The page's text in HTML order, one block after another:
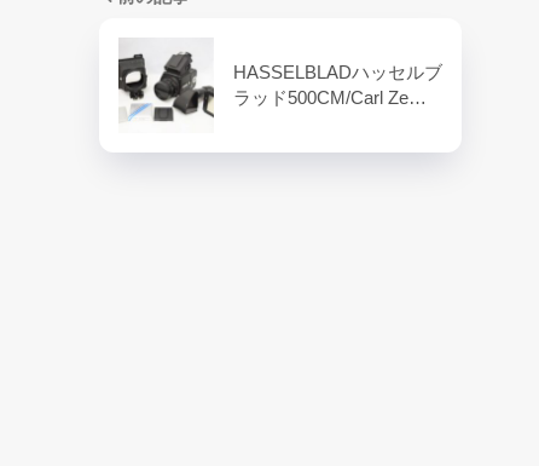
HASSELBLADハッセルブ
ラッド500CM/Carl Ze…